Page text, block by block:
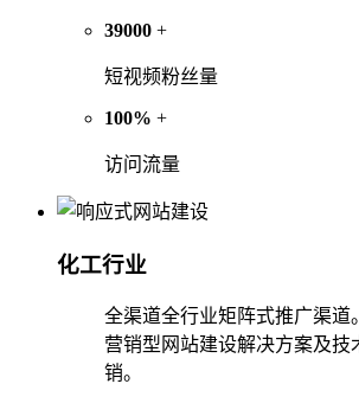
39000 +
短视频粉丝量
100% +
访问流量
化工行业
全渠道全行业矩阵式推广渠道
营销型网站建设解决方案及技
销。